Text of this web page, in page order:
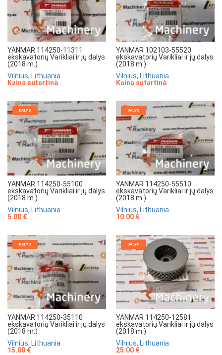
YANMAR 114250-11311
ekskavatorių Varikliai ir jų dalys
(2018 m.)
Vilnius, Lithuania
Kaina sutartinė
YANMAR 102103-55520
ekskavatorių Varikliai ir jų dalys
(2018 m.)
Vilnius, Lithuania
Kaina sutartinė
DALYS
YANMAR 114250-55100
ekskavatorių Varikliai ir jų dalys
(2018 m.)
Vilnius, Lithuania
5.00 €
DALYS
YANMAR 114250-55510
ekskavatorių Varikliai ir jų dalys
(2018 m.)
Vilnius, Lithuania
10.00 €
DALYS
YANMAR 114250-35110
ekskavatorių Varikliai ir jų dalys
(2018 m.)
Vilnius, Lithuania
15.00 €
DALYS
YANMAR 114250-12581
ekskavatorių Varikliai ir jų dalys
(2018 m.)
Vilnius, Lithuania
25.00 €